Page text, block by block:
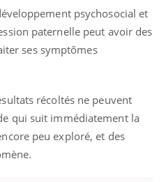
psychosocial et
paternelle peut avoir des
ses symptômes
récoltés ne peuvent
qui suit immédiatement la
peu exploré, et des